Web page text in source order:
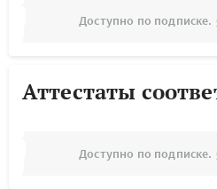
Доступно по подписке.
Аттестаты
Доступно по подписке.